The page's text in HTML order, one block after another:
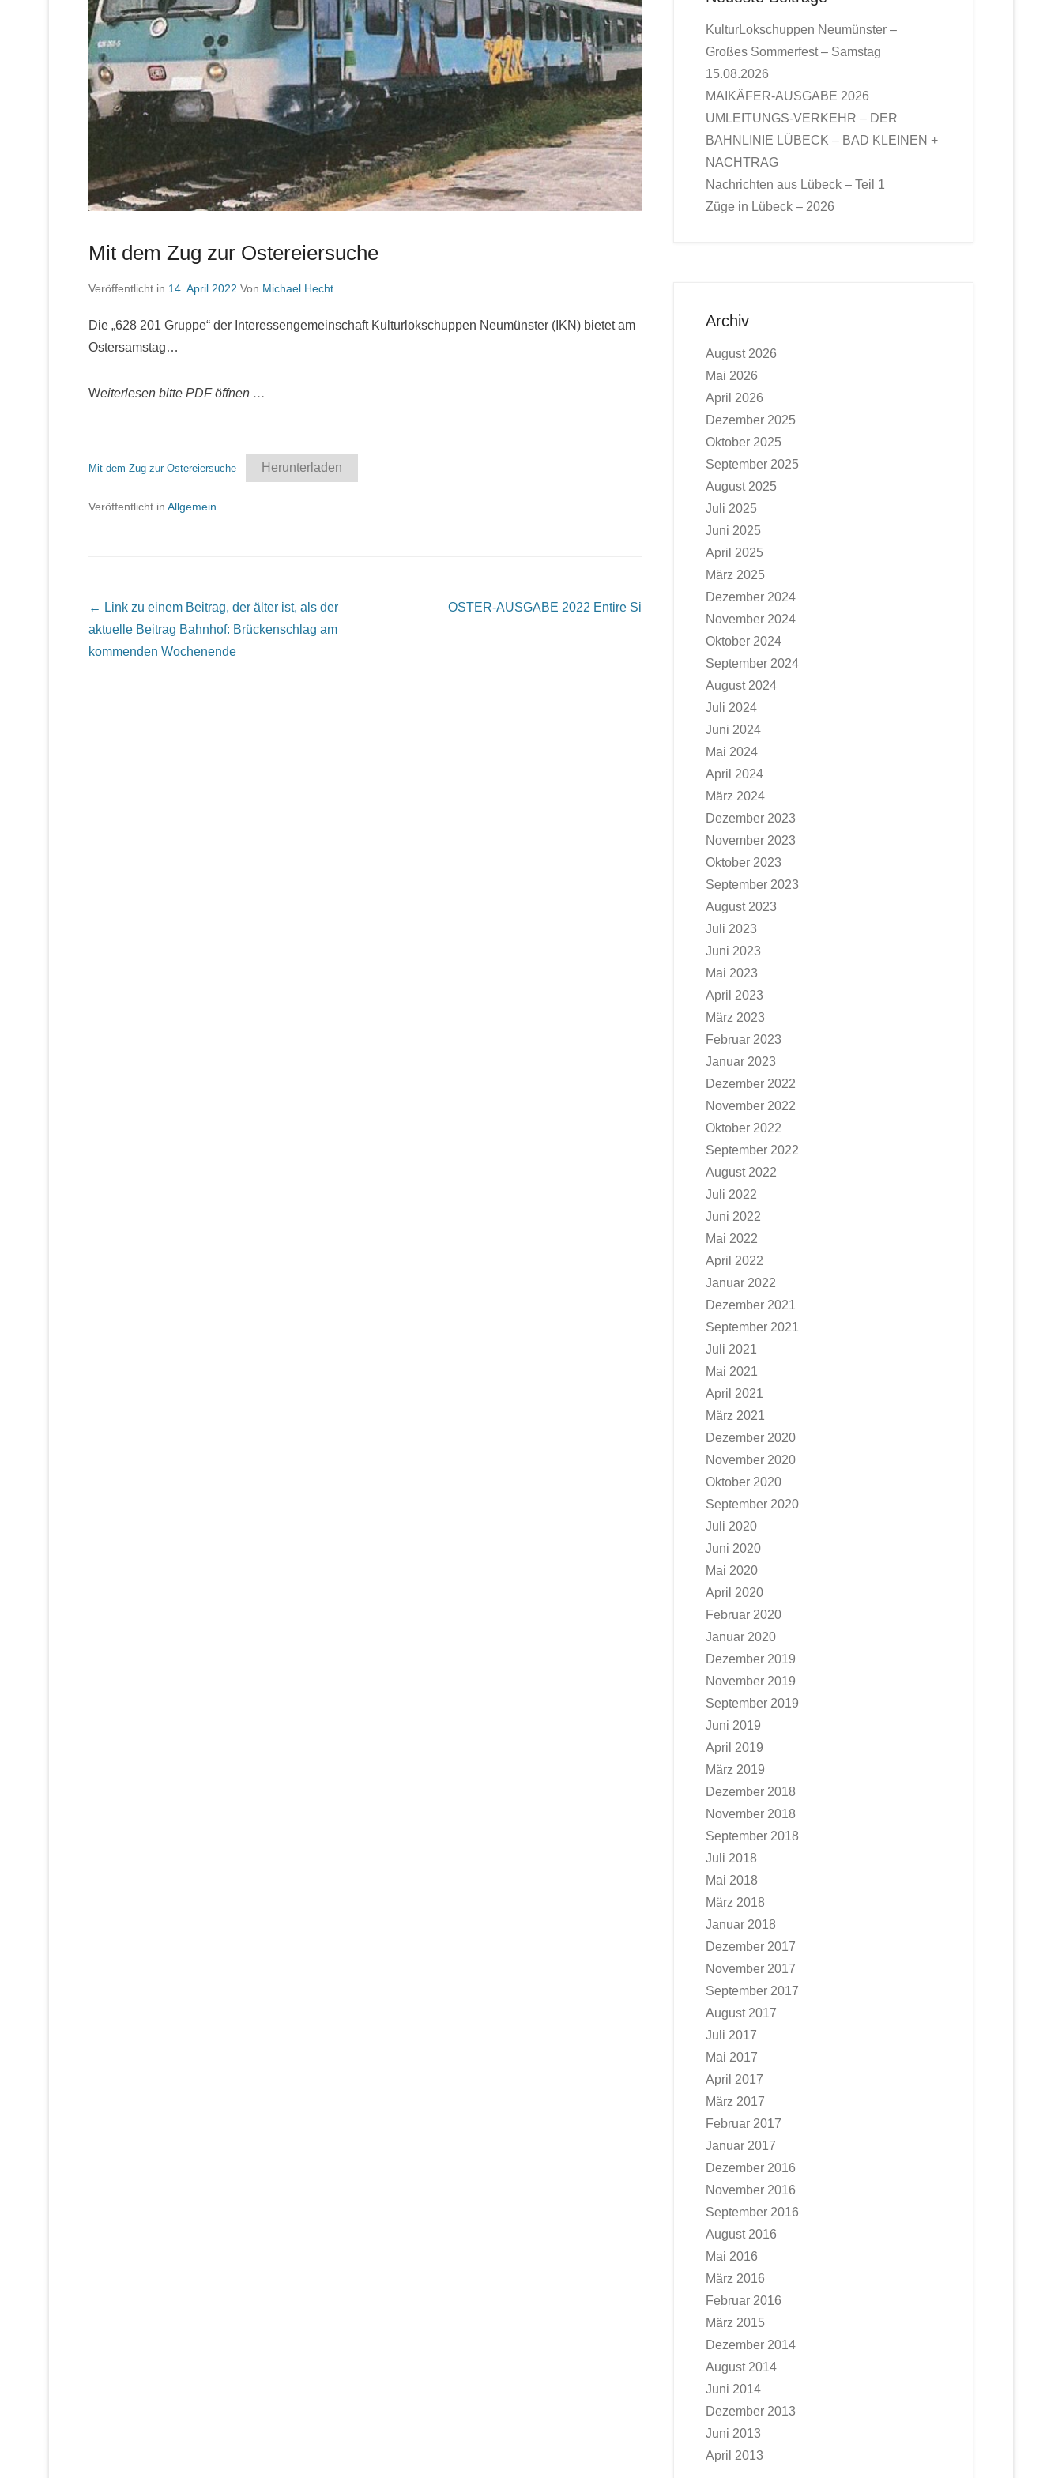
Mit dem Zug zur Ostereiersuche
Veröffentlicht in 14. April 2022 Von Michael Hecht
Die „628 201 Gruppe“ der Interessengemeinschaft Kulturlokschuppen Neumünster (IKN) bietet am
Ostersamstag…
Weiterlesen bitte PDF öffnen …
Mit dem Zug zur Ostereiersuche Herunterladen
Veröffentlicht in Allgemein
Beitrags Übersicht
← Link zu einem Beitrag, der älter ist, als der
aktuelle Beitrag Bahnhof: Brückenschlag am
kommenden Wochenende
OSTER-AUSGABE 2022 Entire Si
KulturLokschuppen Neumünster –
Großes Sommerfest – Samstag
15.08.2026
MAIKÄFER-AUSGABE 2026
UMLEITUNGS-VERKEHR – DER
BAHNLINIE LÜBECK – BAD KLEINEN +
NACHTRAG
Nachrichten aus Lübeck – Teil 1
Züge in Lübeck – 2026
Archiv
August 2026
Mai 2026
April 2026
Dezember 2025
Oktober 2025
September 2025
August 2025
Juli 2025
Juni 2025
April 2025
März 2025
Dezember 2024
November 2024
Oktober 2024
September 2024
August 2024
Juli 2024
Juni 2024
Mai 2024
April 2024
März 2024
Dezember 2023
November 2023
Oktober 2023
September 2023
August 2023
Juli 2023
Juni 2023
Mai 2023
April 2023
März 2023
Februar 2023
Januar 2023
Dezember 2022
November 2022
Oktober 2022
September 2022
August 2022
Juli 2022
Juni 2022
Mai 2022
April 2022
Januar 2022
Dezember 2021
September 2021
Juli 2021
Mai 2021
April 2021
März 2021
Dezember 2020
November 2020
Oktober 2020
September 2020
Juli 2020
Juni 2020
Mai 2020
April 2020
Februar 2020
Januar 2020
Dezember 2019
November 2019
September 2019
Juni 2019
April 2019
März 2019
Dezember 2018
November 2018
September 2018
Juli 2018
Mai 2018
März 2018
Januar 2018
Dezember 2017
November 2017
September 2017
August 2017
Juli 2017
Mai 2017
April 2017
März 2017
Februar 2017
Januar 2017
Dezember 2016
November 2016
September 2016
August 2016
Mai 2016
März 2016
Februar 2016
März 2015
Dezember 2014
August 2014
Juni 2014
Dezember 2013
Juni 2013
April 2013